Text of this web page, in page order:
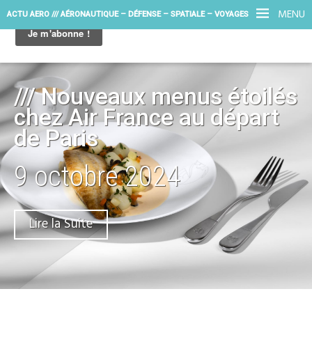
MENU
ACTU AERO /// AÉRONAUTIQUE – DÉFENSE – SPATIALE – VOYAGES
/// Nouveaux menus étoilés
chez Air France au départ
de Paris
9 octobre 2024
Lire la Suite